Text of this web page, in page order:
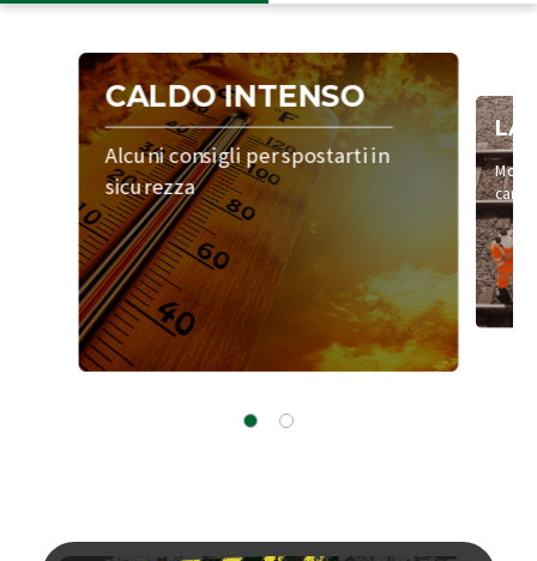
CALDO INTENSO
Alcuni consigli per spostarti in
sicurezza